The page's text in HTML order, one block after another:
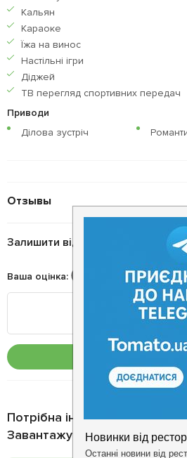
Кальян
Караоке
Їжа на винос
Настільні ігри
Діджей
ТВ перегляд спортивних передач
Приводи
Ділова зустріч
Отзывы
Залишити відгук
Ваша оцінка:
Потрібна інформація про
Завантажуйте додаток!